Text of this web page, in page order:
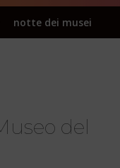
notte dei musei
del